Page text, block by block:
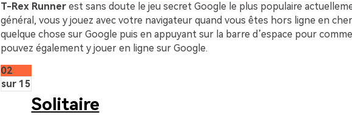
T-Rex Runnerest sans doute le jeu secret Google le plus populaire
général, vous y jouez avec votre navigateur quand vous êtes hors ligne en
quelque chose sur Google puis en appuyant sur la barre d’espace pour
pouvez également y jouer en ligne sur Google.
02
sur 15
Solitaire